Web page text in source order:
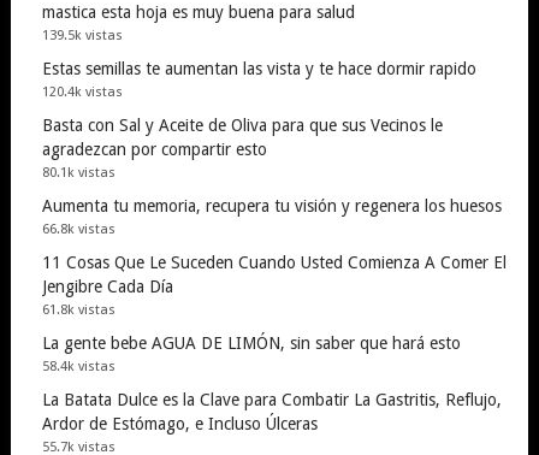
mastica esta hoja es muy buena para salud
139.5k vistas
Estas semillas te aumentan las vista y te hace dormir rapido
120.4k vistas
Basta con Sal y Aceite de Oliva para que sus Vecinos le
agradezcan por compartir esto
80.1k vistas
Aumenta tu memoria, recupera tu visión y regenera los huesos
66.8k vistas
11 Cosas Que Le Suceden Cuando Usted Comienza A Comer El
Jengibre Cada Día
61.8k vistas
La gente bebe AGUA DE LIMÓN, sin saber que hará esto
58.4k vistas
La Batata Dulce es la Clave para Combatir La Gastritis, Reflujo,
Ardor de Estómago, e Incluso Úlceras
55.7k vistas